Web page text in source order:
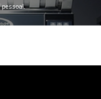
pessoal.